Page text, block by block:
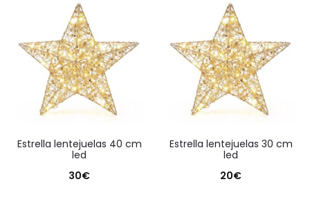
estrella lentejuelas 40 cm
led
30€
estrella lentejuelas 30 cm
led
20€